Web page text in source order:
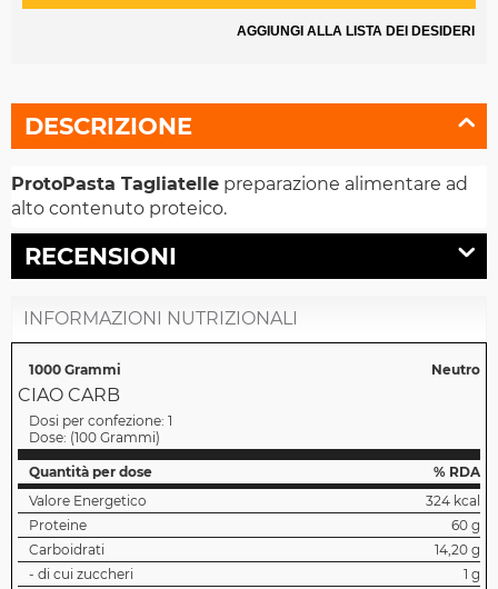
AGGIUNGI ALLA LISTA DEI DESIDERI
DESCRIZIONE
ProtoPasta Tagliatelle preparazione alimentare ad
alto contenuto proteico.
RECENSIONI
INFORMAZIONI NUTRIZIONALI
1000 Grammi Neutro
CIAO CARB
Dosi per confezione: 1
Dose: (100 Grammi)
Quantità per dose
% RDA
Valore Energetico
324 kcal
Proteine
60 g
Carboidrati
14,20 g
- di cui zuccheri
1 g